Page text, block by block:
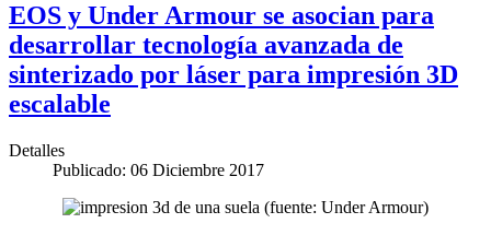
EOS y Under Armour se asocian para
desarrollar tecnología avanzada de
sinterizado por láser para impresión 3D
escalable
Detalles
Publicado: 06 Diciembre 2017